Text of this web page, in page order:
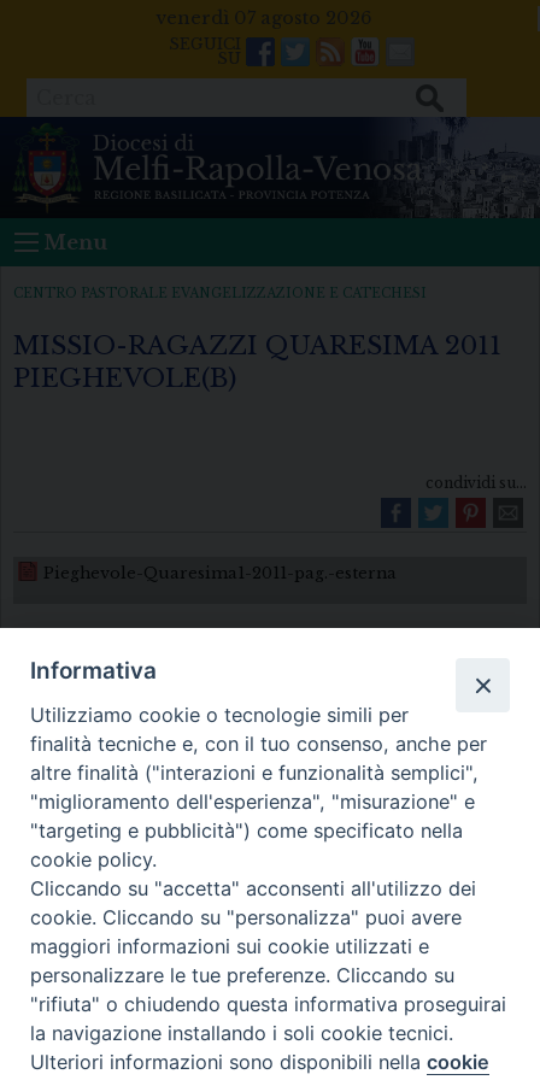
venerdì 07 agosto 2026
Facebook
Twitter
FeedsYoutube
Mail
Menu
CENTRO PASTORALE EVANGELIZZAZIONE E CATECHESI
MISSIO-RAGAZZI QUARESIMA 2011
PIEGHEVOLE(B)
condividi su...
Pieghevole-Quaresima1-2011-pag.-esterna
Diocesi di Melfi Rapolla Venosa
• Largo Duomo, 12 - 85025 MELFI (PZ) •
Tel. 0972238604
PEC ufficiale della Diocesi:
diocesi.melfi_rapolla_venosa@legalmail.it
Preferenze Cookie
Informativa
Utilizziamo cookie o tecnologie simili per
finalità tecniche e, con il tuo consenso, anche per
altre finalità ("interazioni e funzionalità semplici",
"miglioramento dell'esperienza", "misurazione" e
"targeting e pubblicità") come specificato nella
cookie policy.
Cliccando su "accetta" acconsenti all'utilizzo dei
cookie. Cliccando su "personalizza" puoi avere
maggiori informazioni sui cookie utilizzati e
personalizzare le tue preferenze. Cliccando su
"rifiuta" o chiudendo questa informativa proseguirai
la navigazione installando i soli cookie tecnici.
Ulteriori informazioni sono disponibili nellacookie